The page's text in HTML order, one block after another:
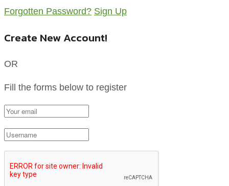
Forgotten Password? Sign Up
Create New Account!
OR
Fill the forms below to register